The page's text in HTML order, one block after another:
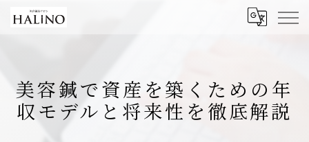
美容鍼で資産を築くための年
収モデルと将来性を徹底解説